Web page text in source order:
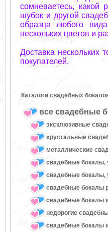
сомневаетесь, какой
шубок и другой
образца любого
нескольких цветов и
Доставка нескольких
покупателей.
Каталоги свадебных
все свадебные
эксклюзивные
хрустальные
металлические
свадебные бокалы,
свадебные бокалы,
свадебные бокалы
свадебные бокалы
недорогие
свадебные бокалы